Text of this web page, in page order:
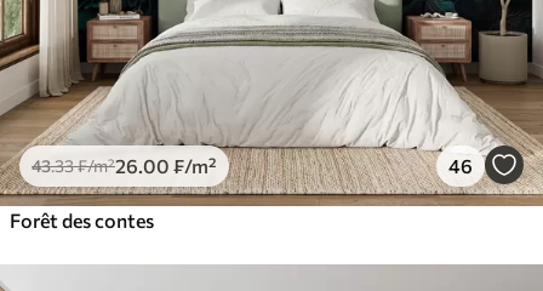
43.33₣/m²26 .00 ₣/m² 46
Forêt des contes